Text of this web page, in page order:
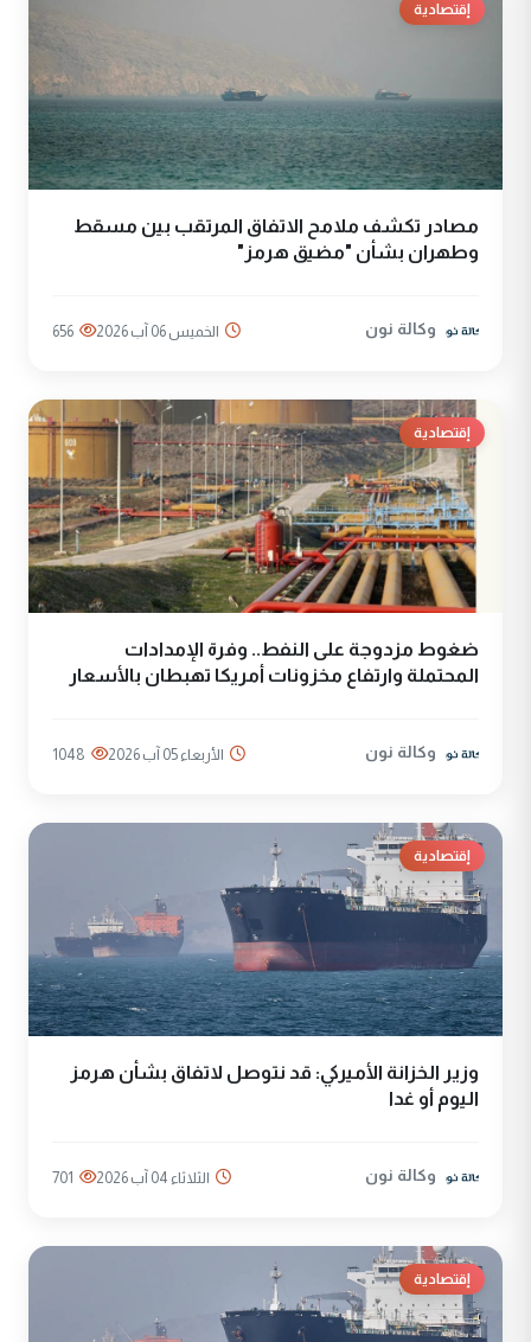
إقتصادية
مصادر تكشف ملامح الاتفاق المرتقب بين مسقط
وطهران بشأن "مضيق هرمز"
وكالة نون الخميس 06 آب 2026 656
إقتصادية
ضغوط مزدوجة على النفط.. وفرة الإمدادات
المحتملة وارتفاع مخزونات أمريكا تهبطان بالأسعار
وكالة نون الأربعاء 05 آب 2026 1048
إقتصادية
وزير الخزانة الأميركي: قد نتوصل لاتفاق بشأن هرمز
اليوم أو غدا
وكالة نون الثلاثاء 04 آب 2026 701
إقتصادية